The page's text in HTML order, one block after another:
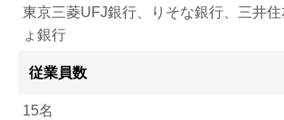
東京三菱UFJ銀行、りそな銀行、三井
ょ銀行
従業員数
15名